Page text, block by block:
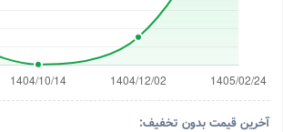
آخرین قیمت بدون تخفیف: